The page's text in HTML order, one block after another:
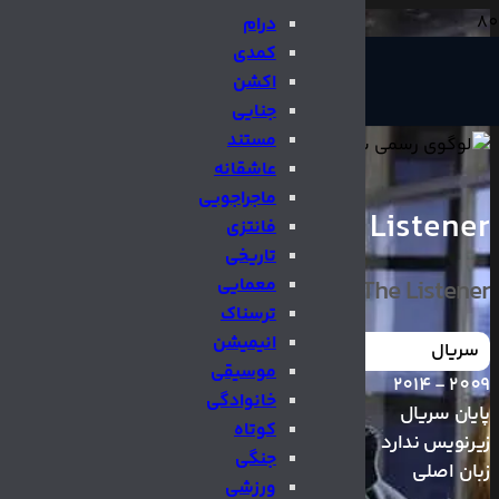
درام
کمدی
اکشن
جنایی
مستند
عاشقانه
ماجراجویی
فانتزی
تاریخی
معمایی
ترسناک
انیمیشن
موسیقی
خانوادگی
کوتاه
جنگی
ورزشی
The Listener
The Listener
سریال
2009 - 2014
پایان سریال
زیرنویس ندارد
زبان اصلی